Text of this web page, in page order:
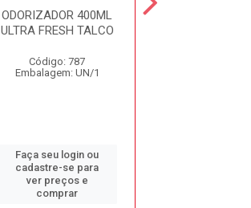
ODORIZADOR 400ML
ULTRA FRESH TALCO
Código: 787
Embalagem: UN/1
Faça seu login ou
cadastre-se para
ver preços e
comprar